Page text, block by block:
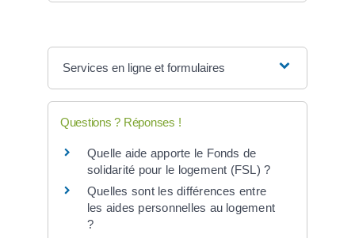
Services en ligne et formulaires
Questions ? Réponses !
Quelle aide apporte le Fonds de
solidarité pour le logement (FSL) ?
Quelles sont les différences entre
les aides personnelles au logement
?